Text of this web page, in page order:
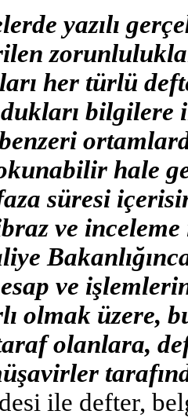
yazılı
her türlü
hale
süresi
ve
ve
olmak üzere,
olanlara,
ile defter,